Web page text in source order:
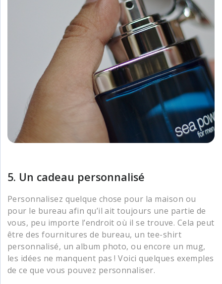
5. Un cadeau personnalisé
Personnalisez quelque chose pour la maison ou
pour le bureau afin qu’il ait toujours une partie de
vous, peu importe l’endroit où il se trouve. Cela peut
être des fournitures de bureau, un tee-shirt
personnalisé, un album photo, ou encore un mug,
les idées ne manquent pas ! Voici quelques exemples
de ce que vous pouvez personnaliser.